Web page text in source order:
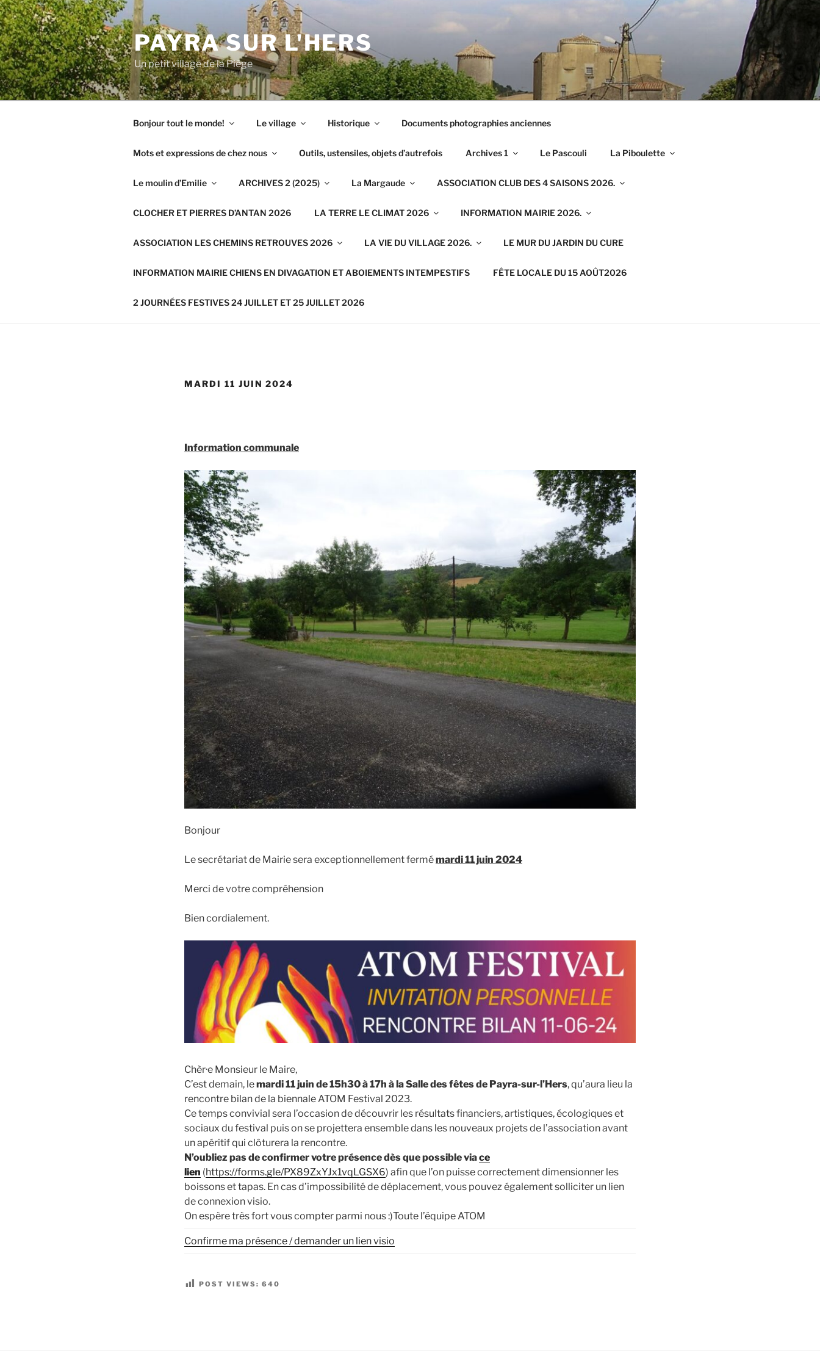
Aller
au
contenu
principal
PAYRA SUR L'HERS
Un petit village de la Piège
Bonjour tout le monde! Le village Historique Documents photographies anciennes
Mots et expressions de chez nous Outils, ustensiles, objets d’autrefois Archives 1 Le Pascouli La Piboulette
Le moulin d’Emilie ARCHIVES 2 (2025) La Margaude ASSOCIATION CLUB DES 4 SAISONS 2026.
CLOCHER ET PIERRES D’ANTAN 2026 LA TERRE LE CLIMAT 2026 INFORMATION MAIRIE 2026.
ASSOCIATION LES CHEMINS RETROUVES 2026 LA VIE DU VILLAGE 2026. LE MUR DU JARDIN DU CURE
INFORMATION MAIRIE CHIENS EN DIVAGATION ET ABOIEMENTS INTEMPESTIFS FÊTE LOCALE DU 15 AOÛT2026
2 JOURNÉES FESTIVES 24 JUILLET ET 25 JUILLET 2026
MARDI 11 JUIN 2024
Information communale
Bonjour
Le secrétariat de Mairie sera exceptionnellement fermémardi 11 juin 2024
Merci de votre compréhension
Bien cordialement.
Chèr·e Monsieur le Maire,
C’est demain, lemardi 11 juin de 15h30 à 17h à la Salle des fêtes de Payra-sur-l’Hers, qu’aura lieu la
rencontre bilan de la biennale ATOM Festival 2023.
Ce temps convivial sera l’occasion de découvrir les résultats financiers, artistiques, écologiques et
sociaux du festival puis on se projettera ensemble dans les nouveaux projets de l’association avant
un apéritif qui clôturera la rencontre.
N’oubliez pas de confirmer votre présence dès que possible viace
lien (https://forms.gle/PX89ZxYJx1vqLGSX6) afin que l’on puisse correctement dimensionner les
boissons et tapas. En cas d’impossibilité de déplacement, vous pouvez également solliciter un lien
de connexion visio.
On espère très fort vous compter parmi nous :)Toute l’équipe ATOM
Confirme ma présence / demander un lien visio
POST VIEWS: 640